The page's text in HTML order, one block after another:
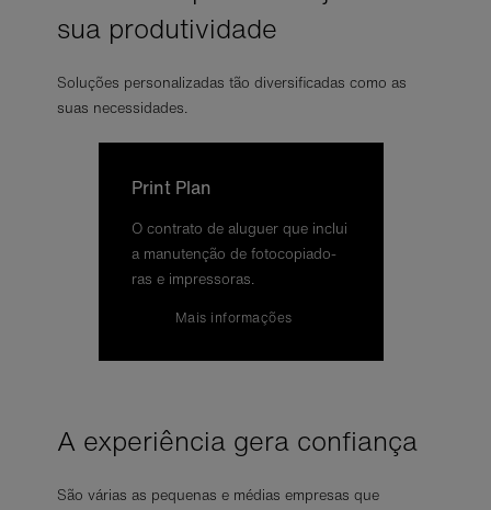
sua produtividade
Soluções personalizadas tão diversificadas como as
suas necessidades.
Print Plan
O con­trato de alu­guer que in­clui
a ma­nu­ten­ção de fo­to­co­pi­a­do­
ras e im­pres­so­ras.
Mais in­for­ma­ções
A experiência gera confiança
São várias as pequenas e médias empresas que